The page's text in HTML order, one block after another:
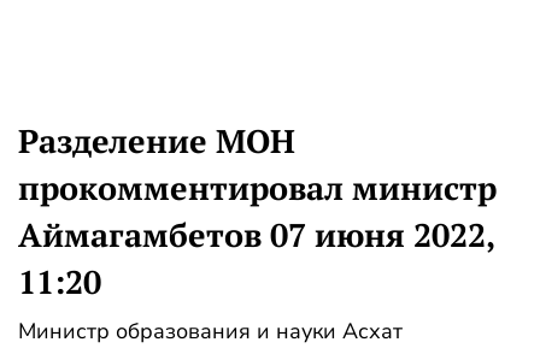
Разделение МОН
прокомментировал министр
Аймагамбетов 07 июня 2022,
11:20
Министр образования и науки Асхат